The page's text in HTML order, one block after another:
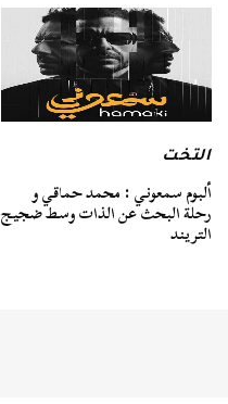
التخت
ألبوم سمعوني : محمد حماقي و
رحلة البحث عن الذات وسط ضجيج
التريند